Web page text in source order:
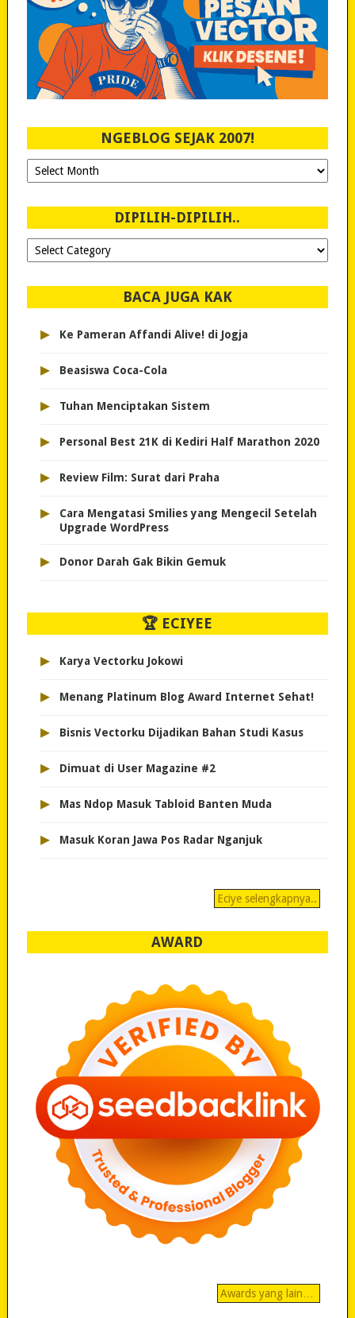
NGEBLOG SEJAK 2007!
Ngeblog
Sejak
DIPILIH-DIPILIH..
Dipilih-
dipilih..
BACA JUGA KAK
▸ Ke Pameran Affandi Alive! di Jogja
▸ Beasiswa Coca-Cola
▸ Tuhan Menciptakan Sistem
▸ Personal Best 21K di Kediri Half Marathon 2020
▸ Review Film: Surat dari Praha
▸
Cara Mengatasi Smilies yang Mengecil Setelah
Upgrade WordPress
▸ Donor Darah Gak Bikin Gemuk
🏆 ECIYEE
▸ Karya Vectorku Jokowi
▸ Menang Platinum Blog Award Internet Sehat!
▸ Bisnis Vectorku Dijadikan Bahan Studi Kasus
▸ Dimuat di User Magazine #2
▸ Mas Ndop Masuk Tabloid Banten Muda
▸ Masuk Koran Jawa Pos Radar Nganjuk
Eciye selengkapnya..
AWARD
Awards yang lain…